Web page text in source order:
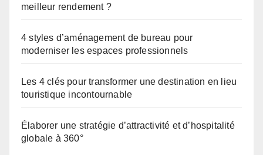
meilleur rendement ?
4 styles d’aménagement de bureau pour
moderniser les espaces professionnels
Les 4 clés pour transformer une destination en lieu
touristique incontournable
Élaborer une stratégie d’attractivité et d’hospitalité
globale à 360°